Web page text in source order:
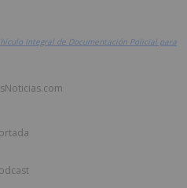
Integral de Documentación Policial para